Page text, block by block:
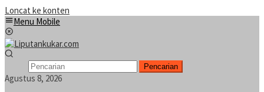
Loncat ke konten
Menu Mobile
Pencarian
Agustus 8, 2026